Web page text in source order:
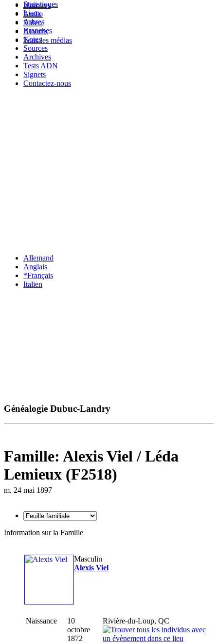
Histoires
Audio
Video
Albums
Tous les médias
Statistiques
Lieux
Arbres
Branches
Notes
Sources
Archives
Tests ADN
Signets
Contactez-nous
Allemand
Anglais
*Français
Italien
Généalogie Dubuc-Landry
Famille: Alexis Viel / Léda
Lemieux (F2518)
m. 24 mai 1897
Information sur la Famille
Masculin
Alexis Viel
Naissance
10
octobre
1872
Rivière-du-Loup, QC